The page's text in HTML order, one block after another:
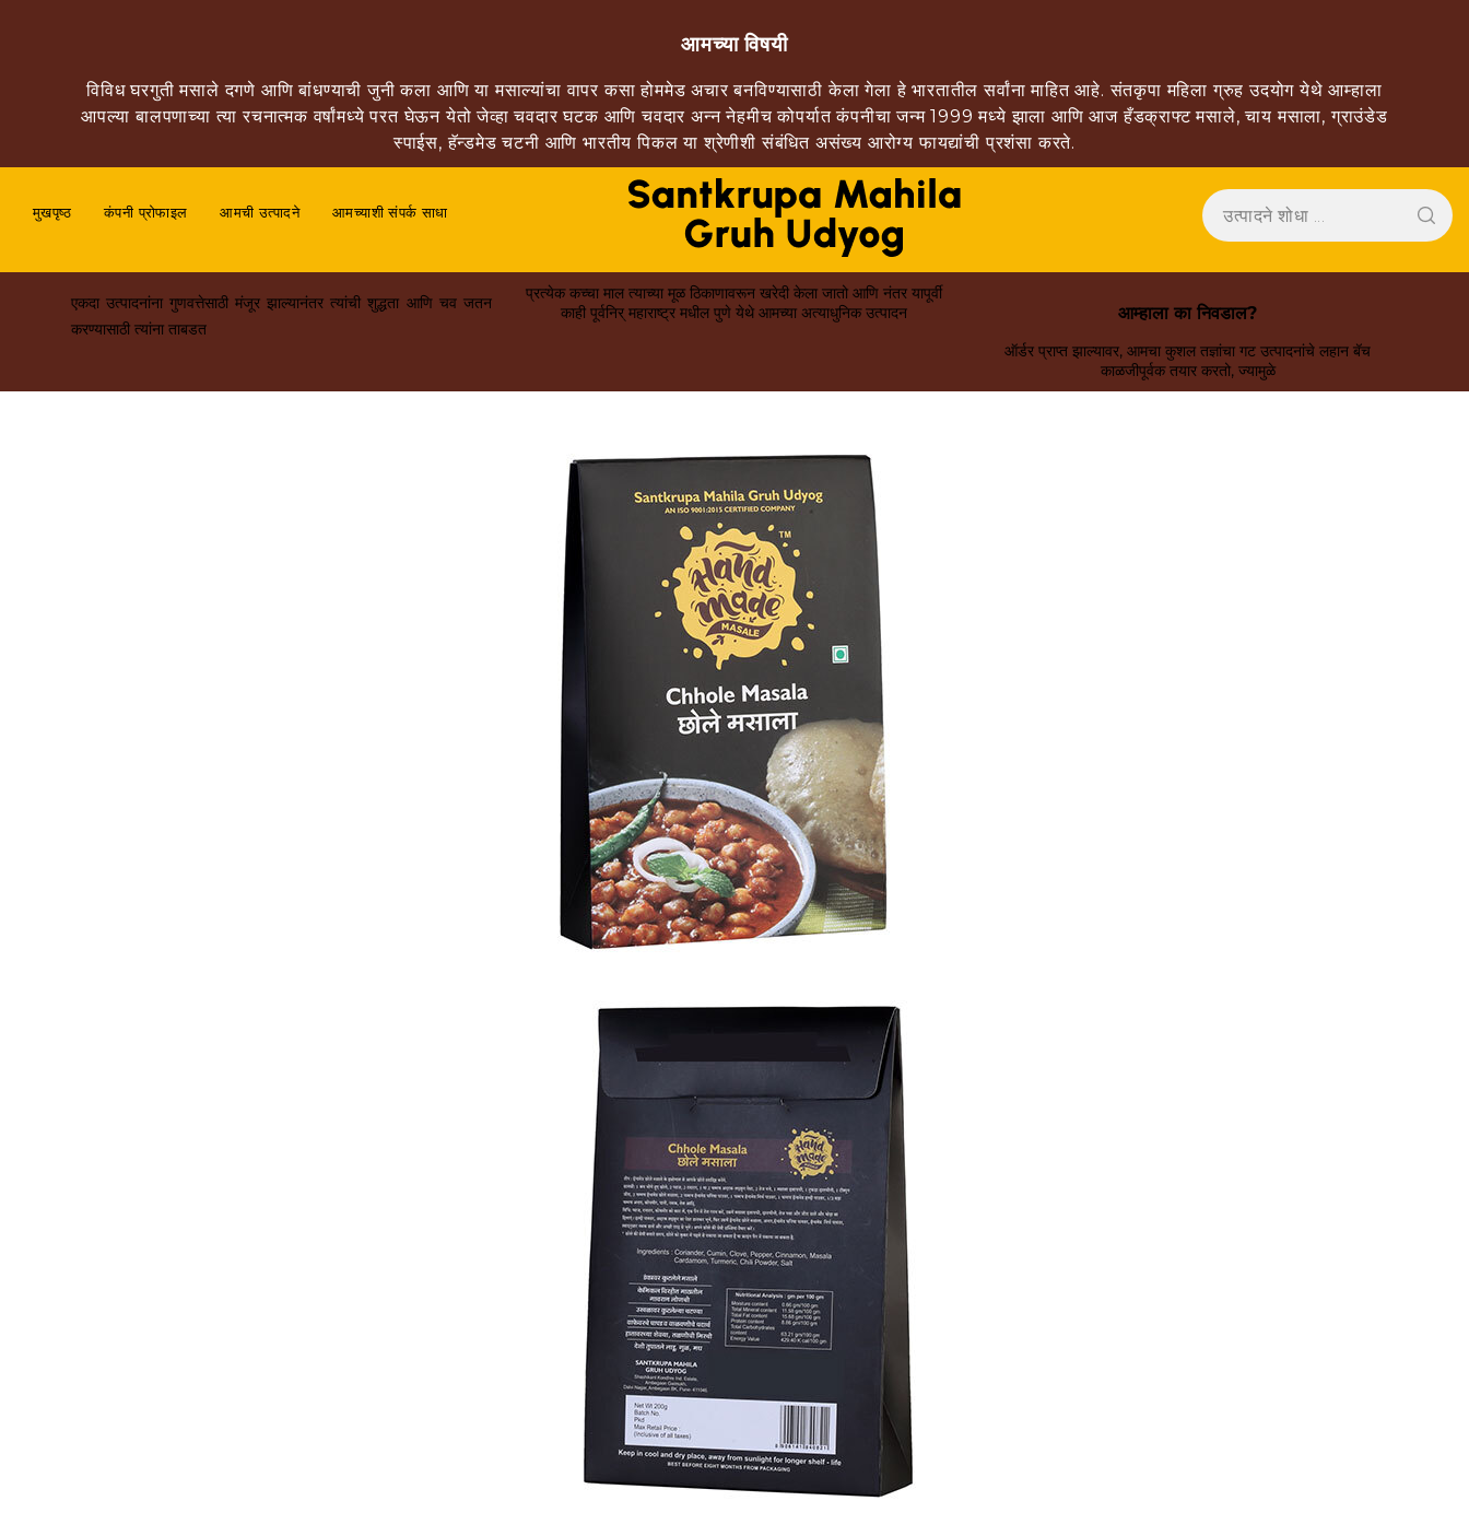
आमच्या विषयी
विविध घरगुती मसाले दगणे आणि बांधण्याची जुनी कला आणि या मसाल्यांचा वापर कसा होममेड अचार बनविण्यासाठी केला गेला हे भारतातील सर्वांना माहित आहे. संतकृपा महिला ग्रुह उदयोग येथे आम्हाला
आपल्या बालपणाच्या त्या रचनात्मक वर्षांमध्ये परत घेऊन येतो जेव्हा चवदार घटक आणि चवदार अन्न नेहमीच कोपर्यात कंपनीचा जन्म 1999 मध्ये झाला आणि आज हँडक्राफ्ट मसाले, चाय मसाला, ग्राउंडेड
स्पाईस, हॅन्डमेड चटनी आणि भारतीय पिकल या श्रेणीशी संबंधित असंख्य आरोग्य फायद्यांची प्रशंसा करते.
मुखपृष्ठ कंपनी प्रोफाइल आमची उत्पादने आमच्याशी संपर्क साधा
एकदा उत्पादनांना गुणवत्तेसाठी मंजूर झाल्यानंतर त्यांची शुद्धता आणि चव जतन
करण्यासाठी त्यांना ताबडत
प्रत्येक कच्चा माल त्याच्या मूळ ठिकाणावरून खरेदी केला जातो आणि नंतर यापूर्वी
काही पूर्वनिर् महाराष्ट्र मधील पुणे येथे आमच्या अत्याधुनिक उत्पादन
आम्हाला का निवडाल?
ऑर्डर प्राप्त झाल्यावर, आमचा कुशल तज्ञांचा गट उत्पादनांचे लहान बॅच
काळजीपूर्वक तयार करतो, ज्यामुळे